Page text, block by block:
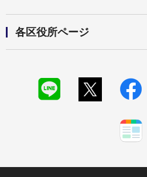
各区役所ページ